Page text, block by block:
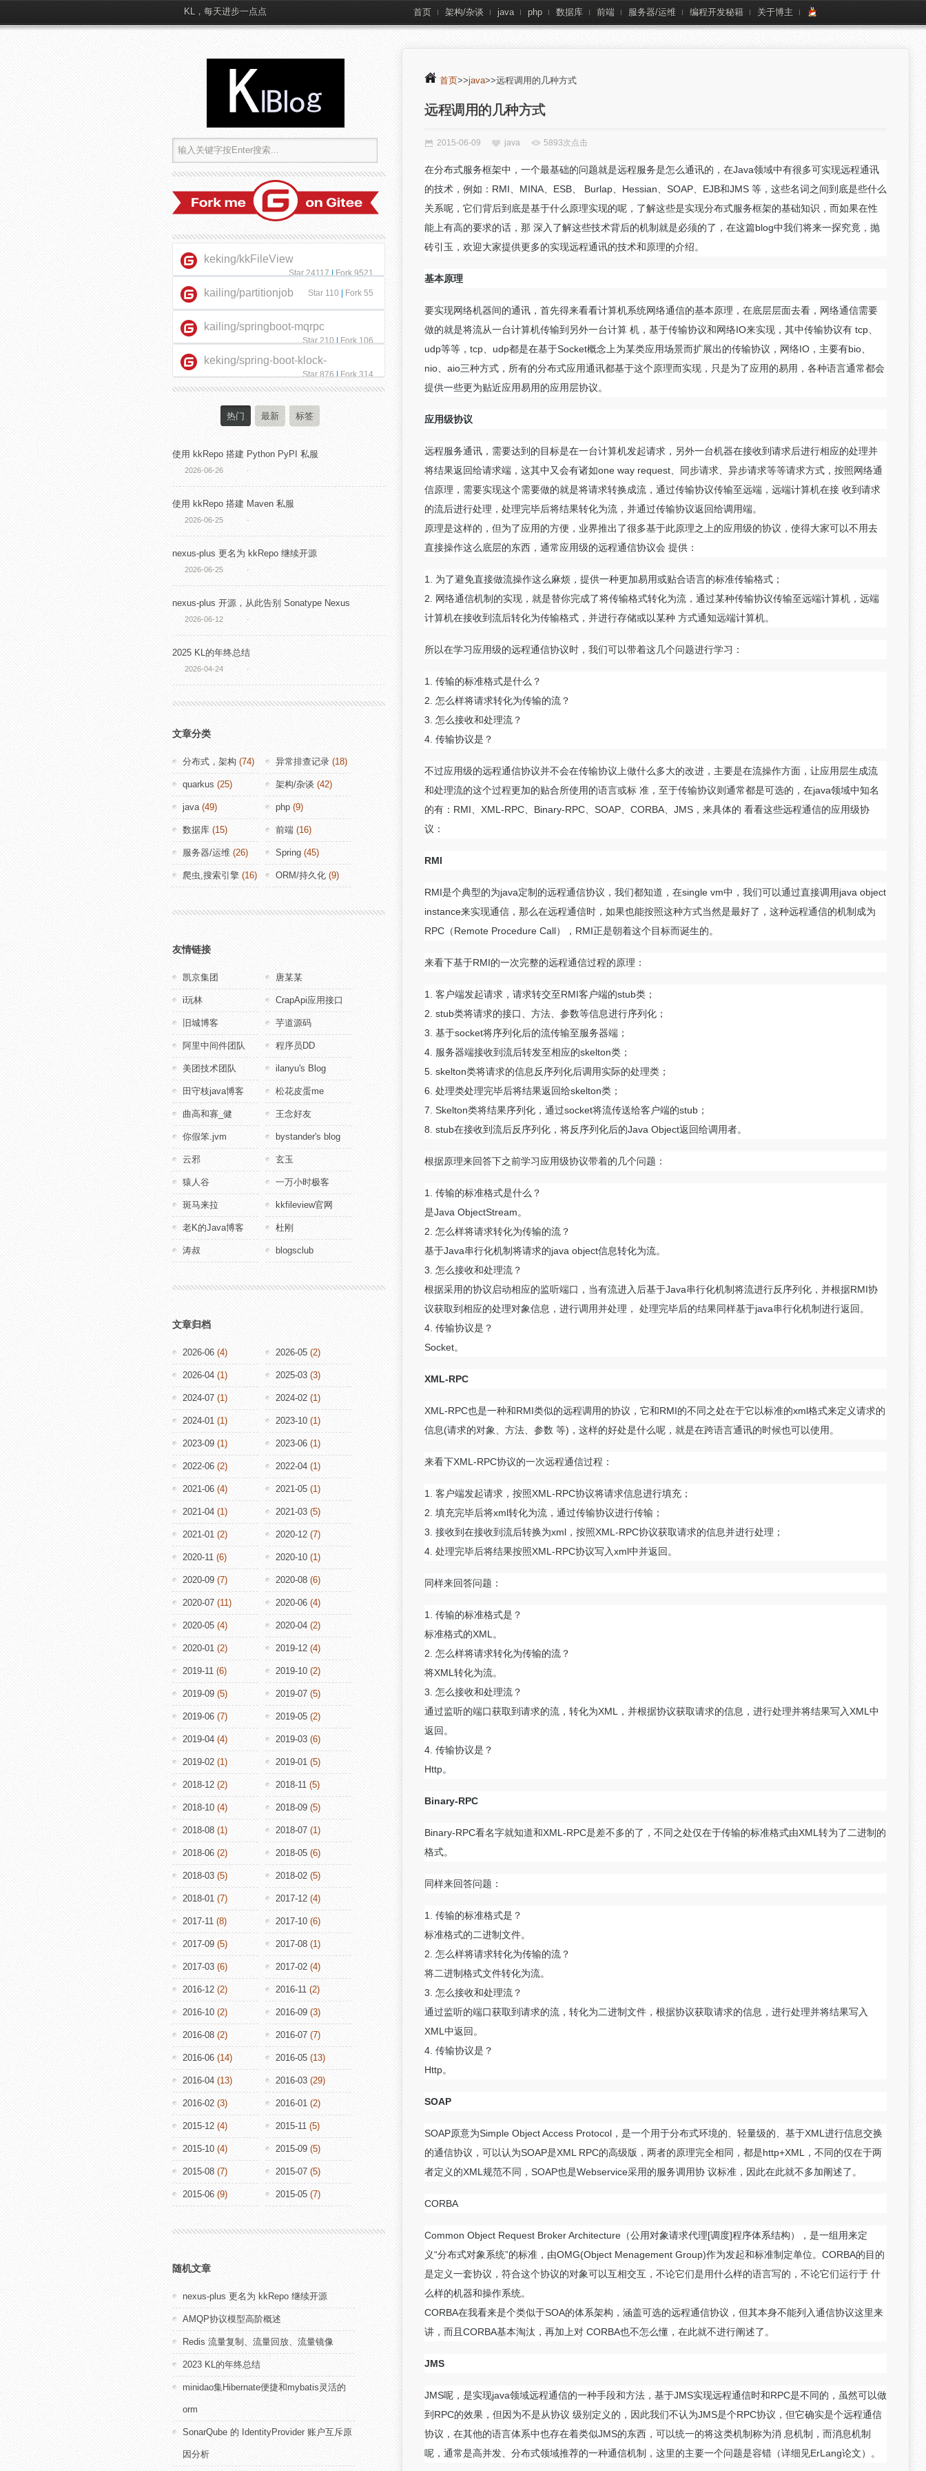
KL，每天进步一点点 首页 架构/杂谈 java php 数据库 前端 服务器/运维 编程开发秘籍 关于博主
首页>>java>>远程调用的几种方式
远程调用的几种方式
2015-06-09 java 5893次点击
在分布式服务框架中，一个最基础的问题就是远程服务是怎么通讯的，在Java领域中有很多可实现远程通讯
的技术，例如：RMI、MINA、ESB、 Burlap、Hessian、SOAP、EJB和JMS 等，这些名词之间到底是些什么
关系呢，它们背后到底是基于什么原理实现的呢，了解这些是实现分布式服务框架的基础知识，而如果在性
能上有高的要求的话，那 深入了解这些技术背后的机制就是必须的了，在这篇blog中我们将来一探究竟，抛
砖引玉，欢迎大家提供更多的实现远程通讯的技术和原理的介绍。
基本原理
要实现网络机器间的通讯，首先得来看看计算机系统网络通信的基本原理，在底层层面去看，网络通信需要
做的就是将流从一台计算机传输到另外一台计算 机，基于传输协议和网络IO来实现，其中传输协议有 tcp、
udp等等，tcp、udp都是在基于Socket概念上为某类应用场景而扩展出的传输协议，网络IO，主要有bio、
nio、aio三种方式，所有的分布式应用通讯都基于这个原理而实现，只是为了应用的易用，各种语言通常都会
提供一些更为贴近应用易用的应用层协议。
应用级协议
远程服务通讯，需要达到的目标是在一台计算机发起请求，另外一台机器在接收到请求后进行相应的处理并
将结果返回给请求端，这其中又会有诸如one way request、同步请求、异步请求等等请求方式，按照网络通
信原理，需要实现这个需要做的就是将请求转换成流，通过传输协议传输至远端，远端计算机在接 收到请求
的流后进行处理，处理完毕后将结果转化为流，并通过传输协议返回给调用端。
原理是这样的，但为了应用的方便，业界推出了很多基于此原理之上的应用级的协议，使得大家可以不用去
直接操作这么底层的东西，通常应用级的远程通信协议会 提供：
1. 为了避免直接做流操作这么麻烦，提供一种更加易用或贴合语言的标准传输格式；
2. 网络通信机制的实现，就是替你完成了将传输格式转化为流，通过某种传输协议传输至远端计算机，远端
计算机在接收到流后转化为传输格式，并进行存储或以某种 方式通知远端计算机。
所以在学习应用级的远程通信协议时，我们可以带着这几个问题进行学习：
1. 传输的标准格式是什么？
2. 怎么样将请求转化为传输的流？
3. 怎么接收和处理流？
4. 传输协议是？
不过应用级的远程通信协议并不会在传输协议上做什么多大的改进，主要是在流操作方面，让应用层生成流
和处理流的这个过程更加的贴合所使用的语言或标 准，至于传输协议则通常都是可选的，在java领域中知名
的有：RMI、XML-RPC、Binary-RPC、SOAP、CORBA、JMS，来具体的 看看这些远程通信的应用级协
议：
RMI
RMI是个典型的为java定制的远程通信协议，我们都知道，在single vm中，我们可以通过直接调用java object
instance来实现通信，那么在远程通信时，如果也能按照这种方式当然是最好了，这种远程通信的机制成为
RPC（Remote Procedure Call），RMI正是朝着这个目标而诞生的。
来看下基于RMI的一次完整的远程通信过程的原理：
1. 客户端发起请求，请求转交至RMI客户端的stub类；
2. stub类将请求的接口、方法、参数等信息进行序列化；
3. 基于socket将序列化后的流传输至服务器端；
4. 服务器端接收到流后转发至相应的skelton类；
5. skelton类将请求的信息反序列化后调用实际的处理类；
6. 处理类处理完毕后将结果返回给skelton类；
7. Skelton类将结果序列化，通过socket将流传送给客户端的stub；
8. stub在接收到流后反序列化，将反序列化后的Java Object返回给调用者。
根据原理来回答下之前学习应用级协议带着的几个问题：
1. 传输的标准格式是什么？
是Java ObjectStream。
2. 怎么样将请求转化为传输的流？
基于Java串行化机制将请求的java object信息转化为流。
3. 怎么接收和处理流？
根据采用的协议启动相应的监听端口，当有流进入后基于Java串行化机制将流进行反序列化，并根据RMI协
议获取到相应的处理对象信息，进行调用并处理， 处理完毕后的结果同样基于java串行化机制进行返回。
4. 传输协议是？
Socket。
XML-RPC
XML-RPC也是一种和RMI类似的远程调用的协议，它和RMI的不同之处在于它以标准的xml格式来定义请求的
信息(请求的对象、方法、参数 等)，这样的好处是什么呢，就是在跨语言通讯的时候也可以使用。
来看下XML-RPC协议的一次远程通信过程：
1. 客户端发起请求，按照XML-RPC协议将请求信息进行填充；
2. 填充完毕后将xml转化为流，通过传输协议进行传输；
3. 接收到在接收到流后转换为xml，按照XML-RPC协议获取请求的信息并进行处理；
4. 处理完毕后将结果按照XML-RPC协议写入xml中并返回。
同样来回答问题：
1. 传输的标准格式是？
标准格式的XML。
2. 怎么样将请求转化为传输的流？
将XML转化为流。
3. 怎么接收和处理流？
通过监听的端口获取到请求的流，转化为XML，并根据协议获取请求的信息，进行处理并将结果写入XML中
返回。
4. 传输协议是？
Http。
Binary-RPC
Binary-RPC看名字就知道和XML-RPC是差不多的了，不同之处仅在于传输的标准格式由XML转为了二进制的
格式。
同样来回答问题：
1. 传输的标准格式是？
标准格式的二进制文件。
2. 怎么样将请求转化为传输的流？
将二进制格式文件转化为流。
3. 怎么接收和处理流？
通过监听的端口获取到请求的流，转化为二进制文件，根据协议获取请求的信息，进行处理并将结果写入
XML中返回。
4. 传输协议是？
Http。
SOAP
SOAP原意为Simple Object Access Protocol，是一个用于分布式环境的、轻量级的、基于XML进行信息交换
的通信协议，可以认为SOAP是XML RPC的高级版，两者的原理完全相同，都是http+XML，不同的仅在于两
者定义的XML规范不同，SOAP也是Webservice采用的服务调用协 议标准，因此在此就不多加阐述了。
CORBA
Common Object Request Broker Architecture（公用对象请求代理[调度]程序体系结构），是一组用来定
义“分布式对象系统”的标准，由OMG(Object Menagement Group)作为发起和标准制定单位。CORBA的目的
是定义一套协议，符合这个协议的对象可以互相交互，不论它们是用什么样的语言写的，不论它们运行于 什
么样的机器和操作系统。
CORBA在我看来是个类似于SOA的体系架构，涵盖可选的远程通信协议，但其本身不能列入通信协议这里来
讲，而且CORBA基本淘汰，再加上对 CORBA也不怎么懂，在此就不进行阐述了。
JMS
JMS呢，是实现java领域远程通信的一种手段和方法，基于JMS实现远程通信时和RPC是不同的，虽然可以做
到RPC的效果，但因为不是从协议 级别定义的，因此我们不认为JMS是个RPC协议，但它确实是个远程通信
协议，在其他的语言体系中也存在着类似JMS的东西，可以统一的将这类机制称为消 息机制，而消息机制
呢，通常是高并发、分布式领域推荐的一种通信机制，这里的主要一个问题是容错（详细见ErLang论文）。
keking/kkFileView
Star 24117|Fork 9521
kailing/partitionjob Star 110 Fork 55
kailing/springboot-mqrpc
Star 210|Fork 106
keking/spring-boot-klock-
starter
Star 876|Fork 314
热门 最新 标签
使用 kkRepo 搭建 Python PyPI 私服
2026-06-26 ·
使用 kkRepo 搭建 Maven 私服
2026-06-25 ·
nexus-plus 更名为 kkRepo 继续开源
2026-06-25 ·
nexus-plus 开源，从此告别 Sonatype Nexus
2026-06-12 ·
2025 KL的年终总结
2026-04-24 ·
文章分类
分布式，架构 (74) 异常排查记录 (18)
quarkus (25) 架构/杂谈 (42)
java(49) php (9)
数据库 (15) 前端 (16)
服务器/运维 (26) Spring (45)
爬虫,搜索引擎 (16) ORM/持久化 (9)
友情链接
凯京集团 唐某某
i玩林 CrapApi应用接口
旧城博客 芋道源码
阿里中间件团队 程序员DD
美团技术团队 ilanyu's Blog
田守枝java博客 松花皮蛋me
曲高和寡_健 王念好友
你假笨.jvm bystander's blog
云邪 玄玉
猿人谷 一万小时极客
斑马来拉 kkfileview官网
老K的Java博客 杜刚
涛叔 blogsclub
文章归档
2026-06 (4) 2026-05 (2)
2026-04 (1) 2025-03 (3)
2024-07 (1) 2024-02 (1)
2024-01 (1) 2023-10 (1)
2023-09 (1) 2023-06 (1)
2022-06 (2) 2022-04 (1)
2021-06 (4) 2021-05 (1)
2021-04 (1) 2021-03 (5)
2021-01 (2) 2020-12 (7)
2020-11 (6) 2020-10 (1)
2020-09 (7) 2020-08 (6)
2020-07 (11) 2020-06 (4)
2020-05 (4) 2020-04 (2)
2020-01 (2) 2019-12 (4)
2019-11 (6) 2019-10 (2)
2019-09 (5) 2019-07 (5)
2019-06 (7) 2019-05 (2)
2019-04 (4) 2019-03 (6)
2019-02 (1) 2019-01 (5)
2018-12 (2) 2018-11 (5)
2018-10 (4) 2018-09 (5)
2018-08 (1) 2018-07 (1)
2018-06 (2) 2018-05 (6)
2018-03 (5) 2018-02 (5)
2018-01 (7) 2017-12 (4)
2017-11 (8) 2017-10 (6)
2017-09 (5) 2017-08 (1)
2017-03 (6) 2017-02 (4)
2016-12 (2) 2016-11 (2)
2016-10 (2) 2016-09 (3)
2016-08 (2) 2016-07 (7)
2016-06 (14) 2016-05 (13)
2016-04 (13) 2016-03 (29)
2016-02 (3) 2016-01 (2)
2015-12 (4) 2015-11 (5)
2015-10 (4) 2015-09 (5)
2015-08 (7) 2015-07 (5)
2015-06 (9) 2015-05 (7)
随机文章
nexus-plus 更名为 kkRepo 继续开源
AMQP协议模型高阶概述
Redis 流量复制、流量回放、流量镜像
2023 KL的年终总结
minidao集Hibernate便捷和mybatis灵活的
orm
SonarQube 的 IdentityProvider 账户互斥原
因分析